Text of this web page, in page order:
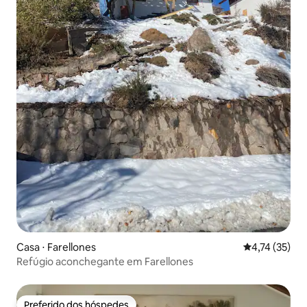
Casa ⋅ Farellones 4,74 de uma
4,74 (35)
Refúgio aconchegante em Farellones